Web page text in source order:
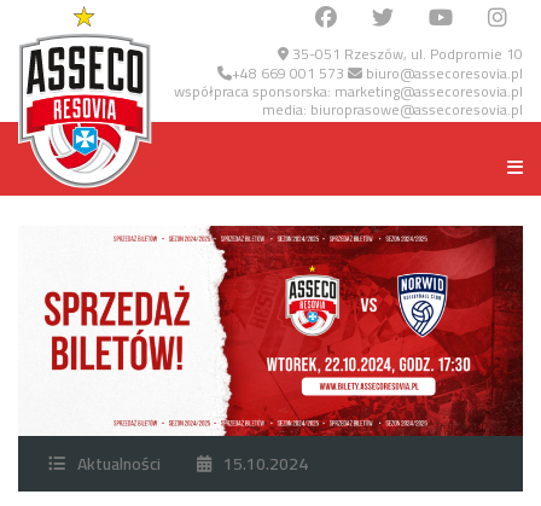
35-051 Rzeszów, ul. Podpromie 10
+48 669 001 573 biuro@assecoresovia.pl
współpraca sponsorska: marketing@assecoresovia.pl
media: biuroprasowe@assecoresovia.pl
Aktualności 15.10.2024